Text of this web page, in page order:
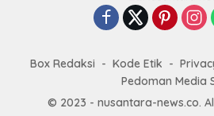
Box Redaksi Kode Etik
Pedoman Media
© 2023 - nusantara-news.co.